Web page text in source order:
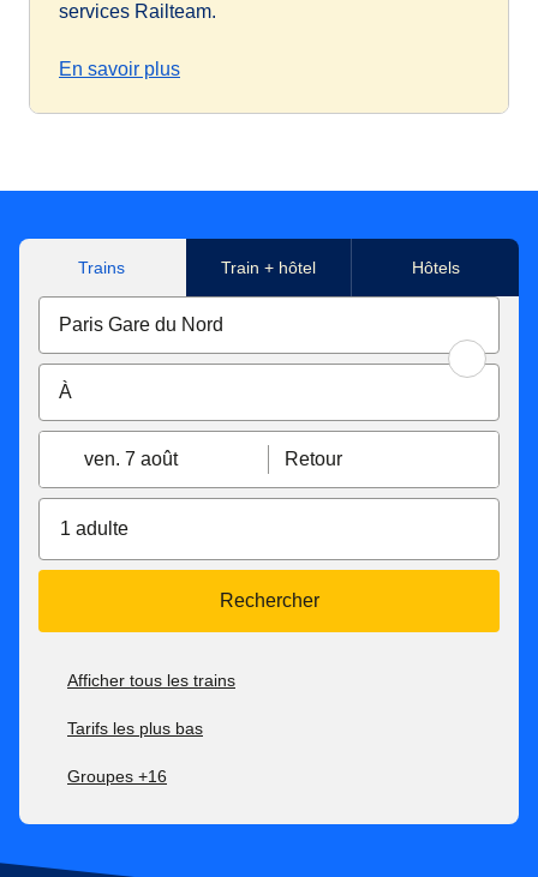
services Railteam.
En savoir plus
Trains Train + hôtel Hôtels
ven. 7 août Retour
1 adulte
Rechercher
Afficher tous les trains
Tarifs les plus bas
Groupes +16